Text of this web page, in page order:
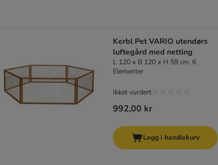
Kerbl Pet VARIO utendørs
luftegård med netting
L 120 x B 120 x H 59 cm, 6
Elementer
992,00 kr
Ikket vurdert
Legg i handlekurv